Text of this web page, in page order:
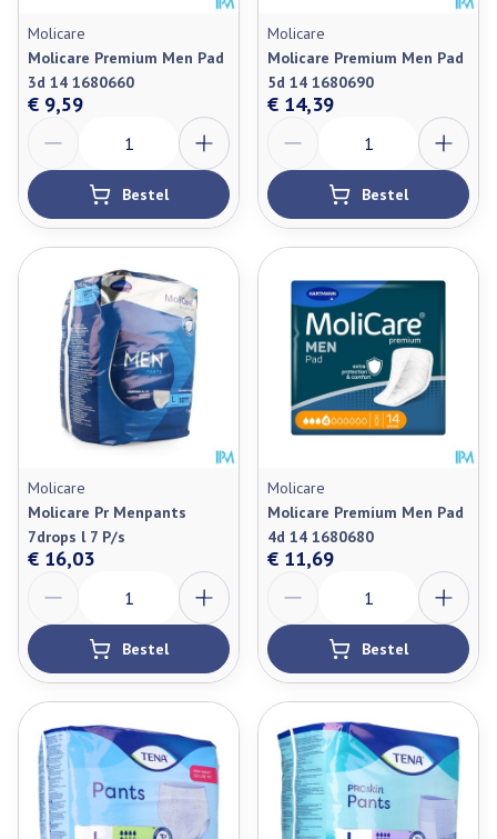
Molicare
Molicare Premium Men Pad
3d 14 1680660
€ 9,59
Bestel
Molicare
Molicare Premium Men Pad
5d 14 1680690
€ 14,39
Bestel
Molicare
Molicare Pr Menpants
7drops l 7 P/s
€ 16,03
Bestel
Molicare
Molicare Premium Men Pad
4d 14 1680680
€ 11,69
Bestel